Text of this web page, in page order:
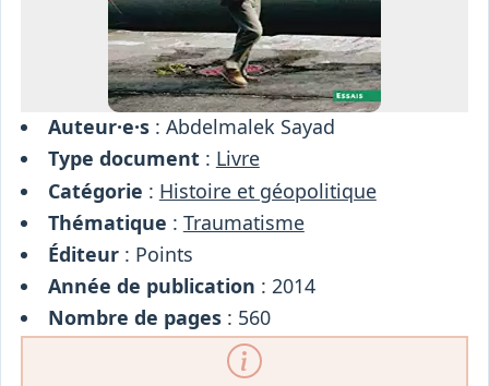
Auteur·e·s: Abdelmalek Sayad
Type document: Livre
Catégorie : Histoire et géopolitique
Thématique : Traumatisme
Éditeur: Points
Année de publication : 2014
Nombre de pages: 560